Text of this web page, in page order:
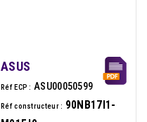
ASUS
Réf ECP : ASU00050599
Réf constructeur : 90NB17I1-